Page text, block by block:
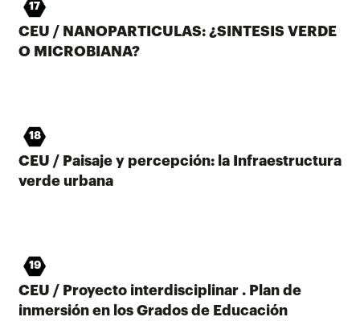
17
CEU / NANOPARTICULAS: ¿SINTESIS VERDE
O MICROBIANA?
18
CEU / Paisaje y percepción: la Infraestructura
verde urbana
19
CEU / Proyecto interdisciplinar . Plan de
inmersión en los Grados de Educación